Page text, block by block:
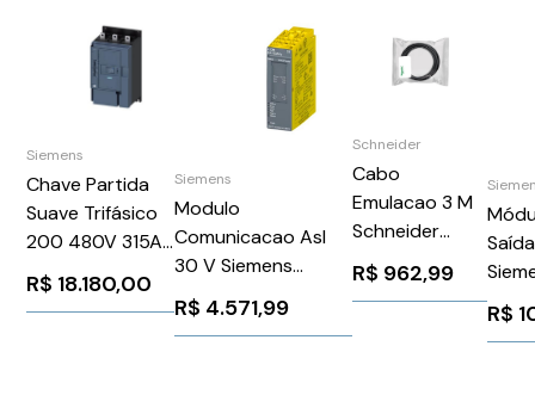
Siemens
Chave Partida
Suave Trifásico
200 480V 315A
24V
3RW52452AC04
R$ 18.180,00
Siemens
Modulo
Comunicacao AsI
30 V Siemens
3RK71366SC000BC1
R$ 4.571,99
Schneider
Cabo
Emulacao 3 M
Schneider
VW3M8223R30
R$ 962,99
R$